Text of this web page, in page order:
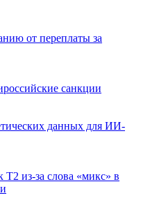
от переплаты за
санкции
данных для ИИ-
из-за слова «микс» в